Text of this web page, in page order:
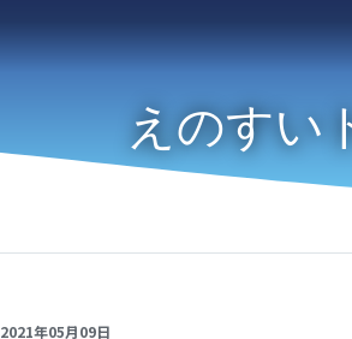
えのすい
2021年05月09日